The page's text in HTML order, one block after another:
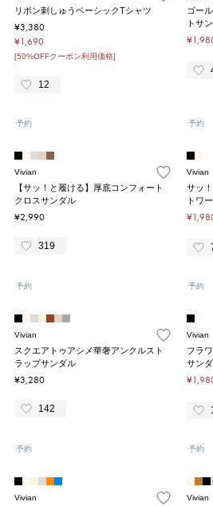
リボン刺しゅうベーシックTシャツ
¥3,380
¥1,690
[50%OFFクーポン利用価格]
12
ゴー
トサ
予約
Vivian
【サッ！と履ける】厚底コンフォート
クロスサンダル
¥2,990
319
予約
Vivian
サッ
トワ
予約
Vivian
スクエアトゥアシメ華奢アンクルスト
ラップサンダル
¥3,280
142
予約
Vivian
フラ
サン
予約
Vivian
予約
Vivian